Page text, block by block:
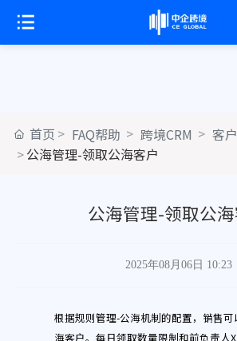
首页 FAQ帮助 跨境CRM
客户
公海管理-领取公海客户
公海管理-领取公
2025年08月06日 10:23
根据规则管理-公海机制的配置，销售
海客户。每日领取数量限制和前负责人